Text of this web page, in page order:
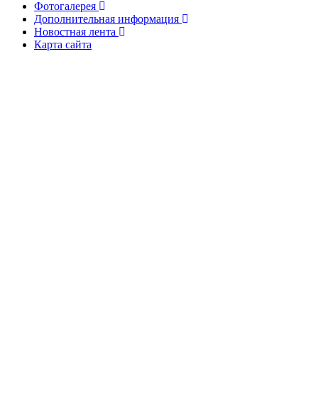
Фотогалерея
Дополнительная информация
Новостная лента
Карта сайта